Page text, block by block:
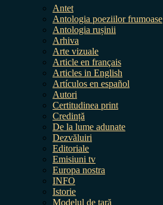
Antet
Antologia poeziilor frumoase
Antologia rușinii
Arhiva
Arte vizuale
Article en français
Articles in English
Artículos en español
Autori
Certitudinea print
Credință
De la lume adunate
Dezvăluiri
Editoriale
Emisiuni tv
Europa nostra
INFO
Istorie
Modelul de țară